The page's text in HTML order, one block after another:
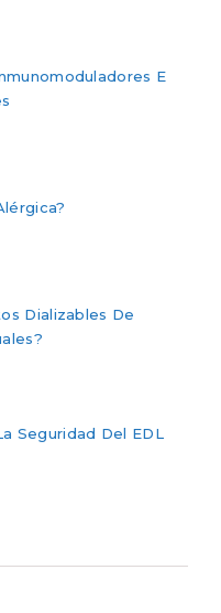
E
Dializables De
Seguridad Del EDL